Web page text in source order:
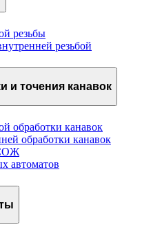
резьбы
резьбой
и точения канавок
обработки канавок
обработки канавок
автоматов